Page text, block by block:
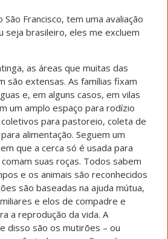
São Francisco, tem uma avaliação
seja brasileiro, eles me excluem
as áreas que muitas das
são extensas. As famílias fixam
e, em alguns casos, em vilas
um amplo espaço para rodízio
para pastoreio, coleta de
alimentação. Seguem um
que a cerca só é usada para
suas roças. Todos sabem
e os animais são reconhecidos
são baseadas na ajuda mútua,
e elos de compadre e
a reprodução da vida. A
disso são os mutirões – ou